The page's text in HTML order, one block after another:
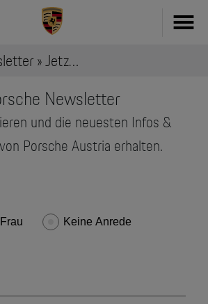
Porsche Newsletter » Jetzt anmelden
Newsletter
und die neuesten Infos &
Porsche Austria erhalten.